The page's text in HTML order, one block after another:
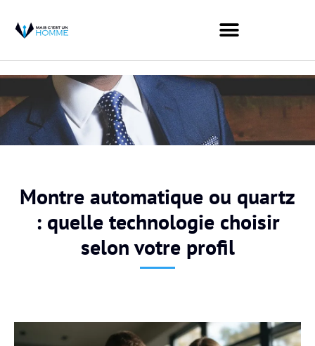
Montre automatique ou quartz
: quelle technologie choisir
selon votre profil